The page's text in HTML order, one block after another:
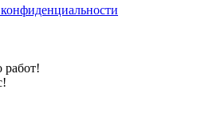
работ!